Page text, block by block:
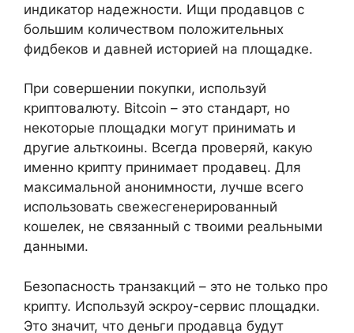
индикатор надежности. Ищи продавцов с
большим количеством положительных
фидбеков и давней историей на площадке.
При совершении покупки, используй
криптовалюту. Bitcoin – это стандарт, но
некоторые площадки могут принимать и
другие альткоины. Всегда проверяй, какую
именно крипту принимает продавец. Для
максимальной анонимности, лучше всего
использовать свежесгенерированный
кошелек, не связанный с твоими реальными
данными.
Безопасность транзакций – это не только про
крипту. Используй эскроу-сервис площадки.
Это значит, что деньги продавца будут